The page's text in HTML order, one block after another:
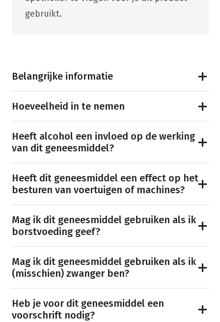
gebruikt.
Belangrijke informatie
Hoeveelheid in te nemen
Heeft alcohol een invloed op de werking
van dit geneesmiddel?
Heeft dit geneesmiddel een effect op het
besturen van voertuigen of machines?
Mag ik dit geneesmiddel gebruiken als ik
borstvoeding geef?
Mag ik dit geneesmiddel gebruiken als ik
(misschien) zwanger ben?
Heb je voor dit geneesmiddel een
voorschrift nodig?